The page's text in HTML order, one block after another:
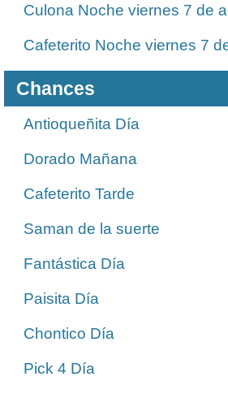
Culona Noche viernes 7 de
Cafeterito Noche viernes 7
Chances
Antioqueñita Día
Dorado Mañana
Cafeterito Tarde
Saman de la suerte
Fantástica Día
Paisita Día
Chontico Día
Pick 4 Día